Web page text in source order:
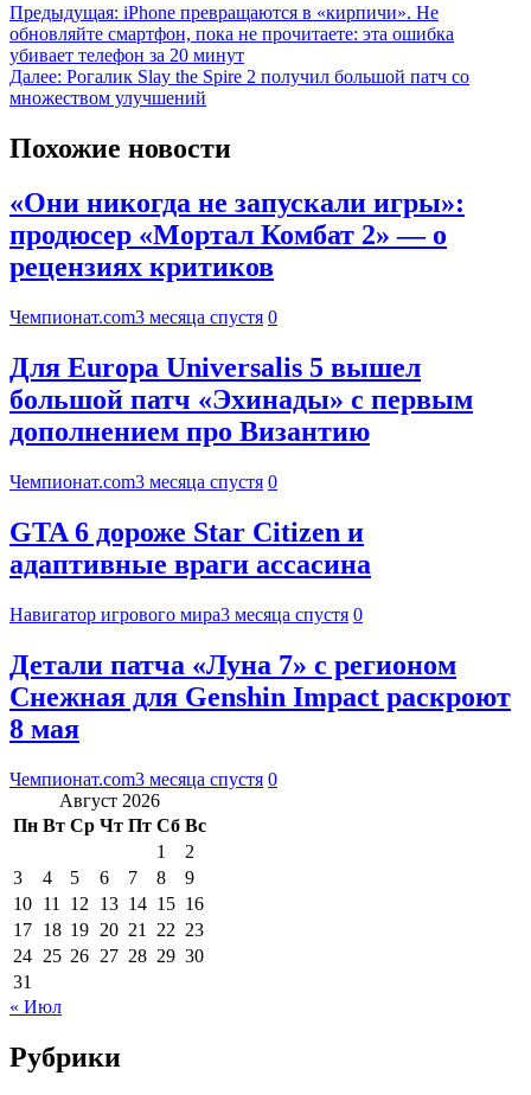
Предыдущая: iPhone превращаются в «кирпичи». Не
обновляйте смартфон, пока не прочитаете: эта ошибка
убивает телефон за 20 минут
Далее: Рогалик Slay the Spire 2 получил большой патч со
множеством улучшений
Похожие новости
«Они никогда не запускали игры»:
продюсер «Мортал Комбат 2» — о
рецензиях критиков
Чемпионат.com3 месяца спустя 0
Для Europa Universalis 5 вышел
большой патч «Эхинады» с первым
дополнением про Византию
Чемпионат.com3 месяца спустя 0
GTA 6 дороже Star Citizen и
адаптивные враги ассасина
Навигатор игрового мира3 месяца спустя 0
Детали патча «Луна 7» с регионом
Снежная для Genshin Impact раскроют
8 мая
Чемпионат.com3 месяца спустя 0
Август 2026
Пн Вт Ср Чт Пт Сб Вс
1
2
3
4 5 6 7 8
9
10 11 12 13 14 15 16
17 18 19 20 21 22 23
24 25 26 27 28 29 30
31
« Июл
Рубрики